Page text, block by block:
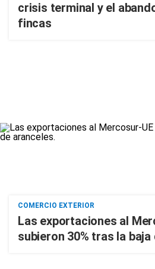
crisis terminal y el
fincas
COMERCIO EXTERIOR
Las exportaciones al
subieron 30% tras la